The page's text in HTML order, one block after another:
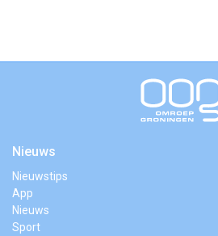
Nieuws
Nieuwstips
App
Nieuws
Sport